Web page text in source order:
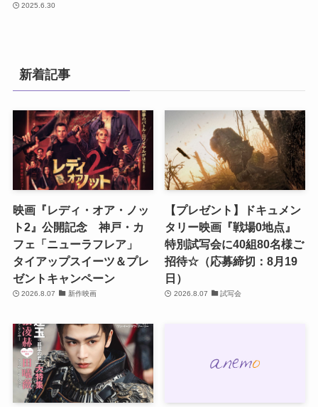
2025.6.30
新着記事
映画『レディ・オア・ノッ
ト2』公開記念 神戸・カ
フェ「ニューラフレア」
タイアップスイーツ＆プレ
ゼントキャンペーン
2026.8.07 新作映画
【プレゼント】ドキュメン
タリー映画『戦場0地点』
特別試写会に40組80名様ご
招待☆（応募締切：8月19
日）
2026.8.07 試写会